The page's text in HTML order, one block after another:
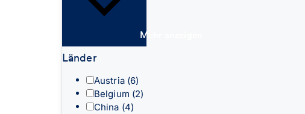
Mehr anzeigen
Länder
Austria (6)
Belgium (2)
China (4)